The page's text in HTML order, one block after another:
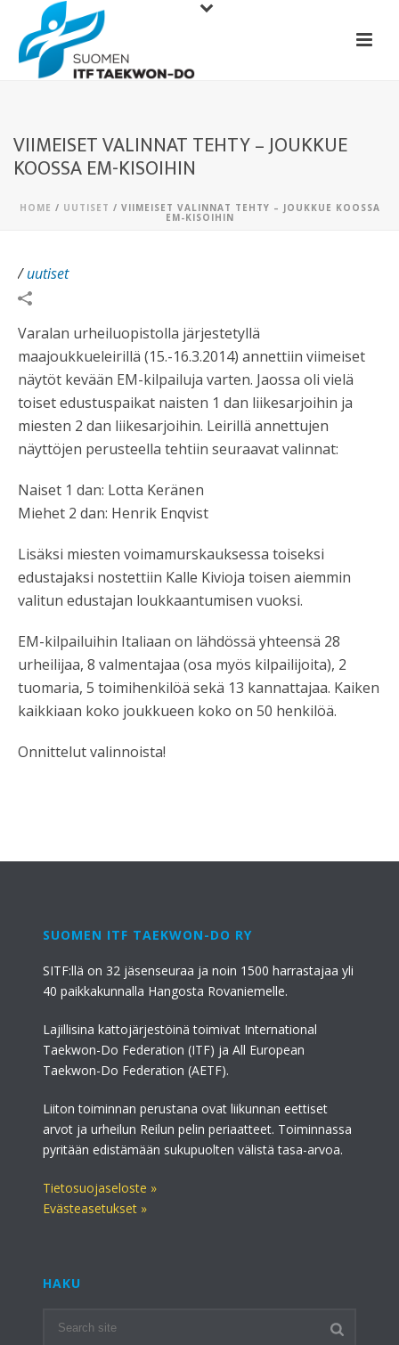
VIIMEISET VALINNAT TEHTY – JOUKKUE
KOOSSA EM-KISOIHIN
HOME / UUTISET / VIIMEISET VALINNAT TEHTY – JOUKKUE KOOSSA
EM-KISOIHIN
/uutiset
Varalan urheiluopistolla järjestetyllä
maajoukkueleirillä (15.-16.3.2014) annettiin viimeiset
näytöt kevään EM-kilpailuja varten. Jaossa oli vielä
toiset edustuspaikat naisten 1 dan liikesarjoihin ja
miesten 2 dan liikesarjoihin. Leirillä annettujen
näyttöjen perusteella tehtiin seuraavat valinnat:
Naiset 1 dan: Lotta Keränen
Miehet 2 dan: Henrik Enqvist
Lisäksi miesten voimamurskauksessa toiseksi
edustajaksi nostettiin Kalle Kivioja toisen aiemmin
valitun edustajan loukkaantumisen vuoksi.
EM-kilpailuihin Italiaan on lähdössä yhteensä 28
urheilijaa, 8 valmentajaa (osa myös kilpailijoita), 2
tuomaria, 5 toimihenkilöä sekä 13 kannattajaa. Kaiken
kaikkiaan koko joukkueen koko on 50 henkilöä.
Onnittelut valinnoista!
SUOMEN ITF TAEKWON-DO RY
SITF:llä on 32 jäsenseuraa ja noin 1500 harrastajaa yli
40 paikkakunnalla Hangosta Rovaniemelle.
Lajillisina kattojärjestöinä toimivat International
Taekwon-Do Federation (ITF) ja All European
Taekwon-Do Federation (AETF).
Liiton toiminnan perustana ovat liikunnan eettiset
arvot ja urheilun Reilun pelin periaatteet. Toiminnassa
pyritään edistämään sukupuolten välistä tasa-arvoa.
Tietosuojaseloste »
Evästeasetukset »
HAKU